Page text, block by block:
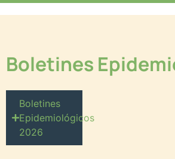
Boletines
Boletines
Epidemiológicos
2026